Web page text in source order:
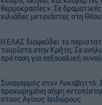
θερμοκρασίες»: Σε
χιλιάδες μετανάστες στη
Η ΕΛΑΣ διαψεύδει το
τουρίστα στην Κρήτη: Σε
πρόταση για σεξουαλική
Συναγερμός στον Λυκαβηττό:
προχωρημένη σήψη
στους Αγίους Ισιδώρους